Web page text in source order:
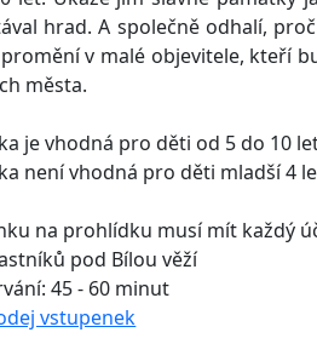
hrad. A společně odhalí,
v malé objevitele, kteří
města.
je vhodná pro děti od 5 do 10
není vhodná pro děti mladší 4
na prohlídku musí mít každý
pod Bílou věží
45 - 60 minut
vstupenek